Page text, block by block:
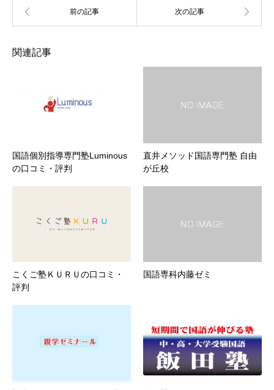
関連記事
国語個別指導専門塾Luminous
の口コミ・評判
直井メソッド国語専門塾 自由
が丘校
こくご塾ＫＵＲＵの口コミ・
評判
国語専科内藤ゼミ